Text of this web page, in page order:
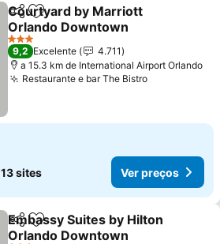
PartilharAdicionar aos favoritos
Courtyard by Marriott
Orlando Downtown
3 Estrelas
9,2 Excelente
4.711
a 15.3 km de International Airport Orlando
Restaurante e bar The Bistro
13 sites Ver preços
PartilharAdicionar aos favoritos
Embassy Suites by Hilton
Orlando Downtown